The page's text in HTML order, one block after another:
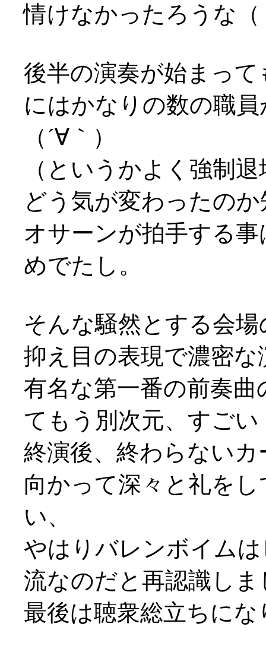
情けなかったろうな（
後半の演奏が始まっ
にはかなりの数の職
（´∀｀）
（というかよく強制
どう気が変わったの
オサーンが拍手する
めでたし。
そんな騒然とする会
抑え目の表現で濃密
有名な第一番の前奏
てもう別次元、すごい
終演後、終わらない
向かって深々と礼を
い、
やはりバレンボイム
流なのだと再認識しま
最後は聴衆総立ちに